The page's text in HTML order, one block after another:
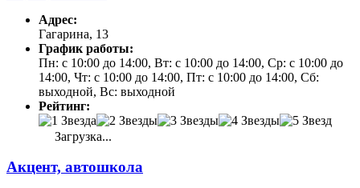
Адрес:
Гагарина, 13
График работы:
Пн: с 10:00 до 14:00, Вт: с 10:00 до 14:00, Ср: с 10:00 до
14:00, Чт: с 10:00 до 14:00, Пт: с 10:00 до 14:00, Сб:
выходной, Вс: выходной
Рейтинг:
Загрузка...
Акцент, автошкола